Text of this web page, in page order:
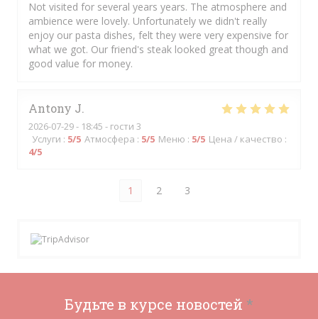
Not visited for several years years. The atmosphere and
ambience were lovely. Unfortunately we didn't really
enjoy our pasta dishes, felt they were very expensive for
what we got. Our friend's steak looked great though and
good value for money.
Antony J
2026-07-29- 18:45 - гости 3
Услуги : 5/5 Атмосфера : 5/5 Меню : 5/5 Цена / качество :
4/5
1 2 3
Будьте в курсе новостей *